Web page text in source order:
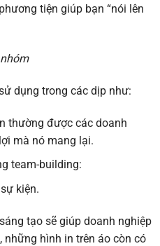
tiện giúp bạn “nói lên
dụng trong các dịp như:
thường được các doanh
mà nó mang lại.
team-building:
kiện.
tạo sẽ giúp doanh nghiệp
những hình in trên áo còn có